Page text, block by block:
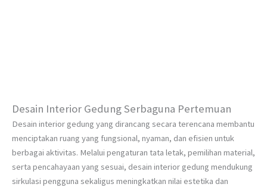
Desain Interior Gedung Serbaguna Pertemuan
Desain interior gedung yang dirancang secara terencana membantu
menciptakan ruang yang fungsional, nyaman, dan efisien untuk
berbagai aktivitas. Melalui pengaturan tata letak, pemilihan material,
serta pencahayaan yang sesuai, desain interior gedung mendukung
sirkulasi pengguna sekaligus meningkatkan nilai estetika dan